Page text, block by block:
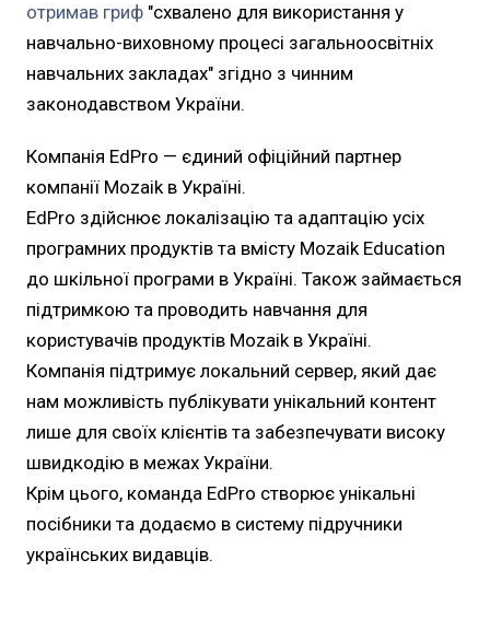
отримав гриф "cхвалено для використання у
навчально-виховному процесі загальноосвітніх
навчальних закладах" згідно з чинним
законодавством України.
Компанія EdPro — єдиний офіційний партнер
компанії Mozaik в Україні.
EdPro здійснює локалізацію та адаптацію усіх
програмних продуктів та вмісту Mozaik Education
до шкільної програми в Україні. Також займається
підтримкою та проводить навчання для
користувачів продуктів Mozaik в Україні.
Компанія підтримує локальний сервер, який дає
нам можливість публікувати унікальний контент
лише для своїх клієнтів та забезпечувати високу
швидкодію в межах України.
Крім цього, команда EdPro створює унікальні
посібники та додаємо в систему підручники
українських видавців.